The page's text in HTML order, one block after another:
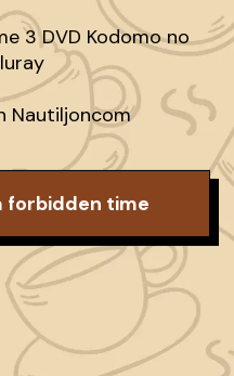
3 DVD Kodomo no
Nautiljoncom
forbidden time